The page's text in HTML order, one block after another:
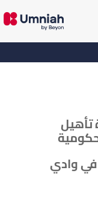
تأهيل
في وادي